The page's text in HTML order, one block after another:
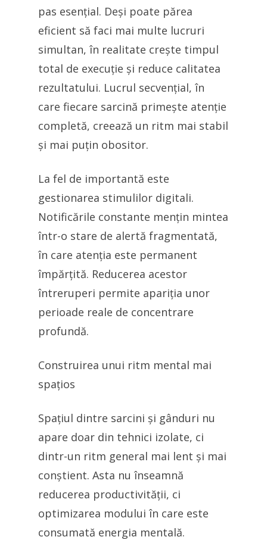
pas esențial. Deși poate părea
eficient să faci mai multe lucruri
simultan, în realitate crește timpul
total de execuție și reduce calitatea
rezultatului. Lucrul secvențial, în
care fiecare sarcină primește atenție
completă, creează un ritm mai stabil
și mai puțin obositor.
La fel de importantă este
gestionarea stimulilor digitali.
Notificările constante mențin mintea
într-o stare de alertă fragmentată,
în care atenția este permanent
împărțită. Reducerea acestor
întreruperi permite apariția unor
perioade reale de concentrare
profundă.
Construirea unui ritm mental mai
spațios
Spațiul dintre sarcini și gânduri nu
apare doar din tehnici izolate, ci
dintr-un ritm general mai lent și mai
conștient. Asta nu înseamnă
reducerea productivității, ci
optimizarea modului în care este
consumată energia mentală.